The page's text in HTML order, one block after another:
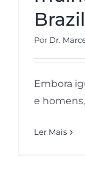
Por Dr.
Embora
e
Ler Mais